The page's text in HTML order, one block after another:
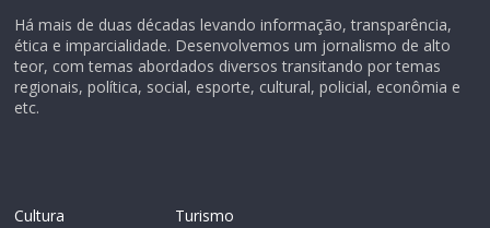
Há mais de duas décadas levando informação, transparência,
ética e imparcialidade. Desenvolvemos um jornalismo de alto
teor, com temas abordados diversos transitando por temas
regionais, política, social, esporte, cultural, policial, econômia e
etc.
Cultura Turismo